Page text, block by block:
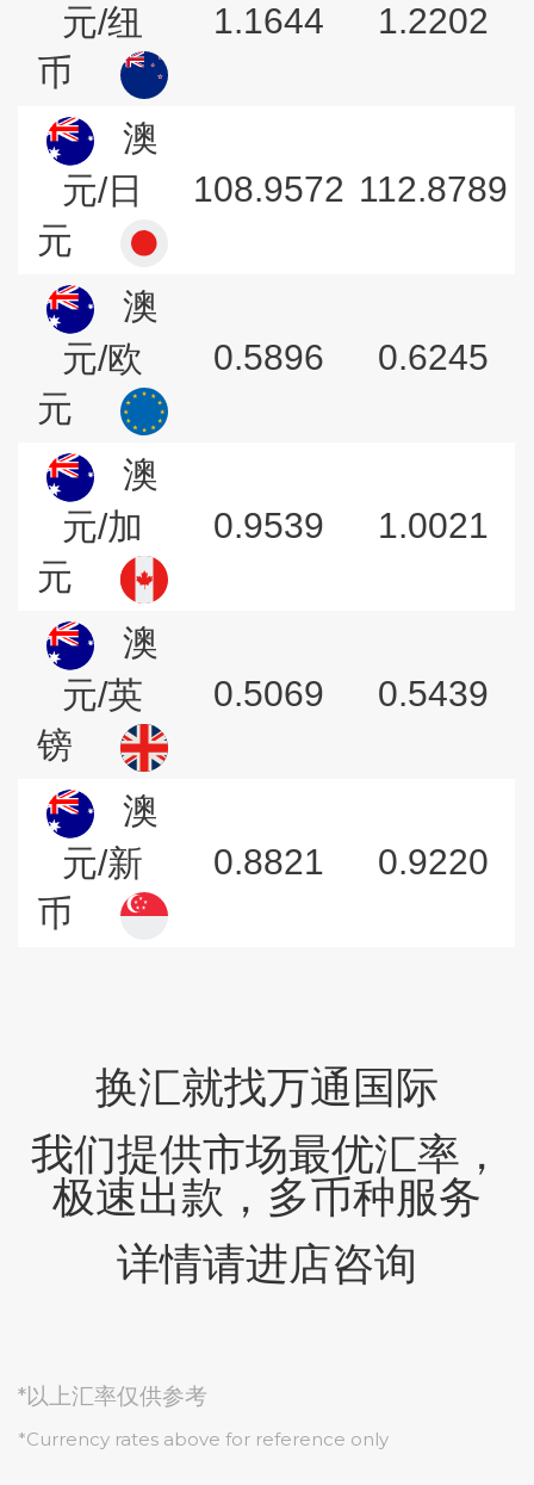
元/纽
币
1.1644 1.2202
澳
元/日
元
108.9572 112.8789
澳
元/欧
元
0.5896 0.6245
澳
元/加
元
0.9539 1.0021
澳
元/英
镑
0.5069 0.5439
澳
元/新
币
0.8821 0.9220
换汇就找万通国际
我们提供市场最优汇率，
极速出款，多币种服务
详情请进店咨询
*以上汇率仅供参考
*Currency rates above for reference only